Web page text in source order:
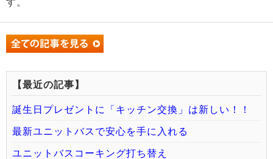
【最近の記事】
誕生日プレゼントに「キッチン交換」は新しい！！
最新ユニットバスで安心を手に入れる
ユニットバスコーキング打ち替え